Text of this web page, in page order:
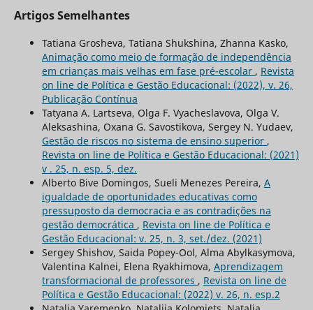
Artigos Semelhantes
Tatiana Grosheva, Tatiana Shukshina, Zhanna Kasko,
Animação como meio de formação de independência
em crianças mais velhas em fase pré-escolar , Revista
on line de Política e Gestão Educacional: (2022), v. 26,
Publicação Contínua
Tatyana A. Lartseva, Olga F. Vyacheslavova, Olga V.
Aleksashina, Oxana G. Savostikova, Sergey N. Yudaev,
Gestão de riscos no sistema de ensino superior ,
Revista on line de Política e Gestão Educacional: (2021)
v . 25, n. esp. 5, dez.
Alberto Bive Domingos, Sueli Menezes Pereira, A
igualdade de oportunidades educativas como
pressuposto da democracia e as contradições na
gestão democrática , Revista on line de Política e
Gestão Educacional: v. 25, n. 3, set./dez. (2021)
Sergey Shishov, Saida Popey-Ool, Alma Abylkasymova,
Valentina Kalnei, Elena Ryakhimova, Aprendizagem
transformacional de professores , Revista on line de
Política e Gestão Educacional: (2022) v. 26, n. esp.2